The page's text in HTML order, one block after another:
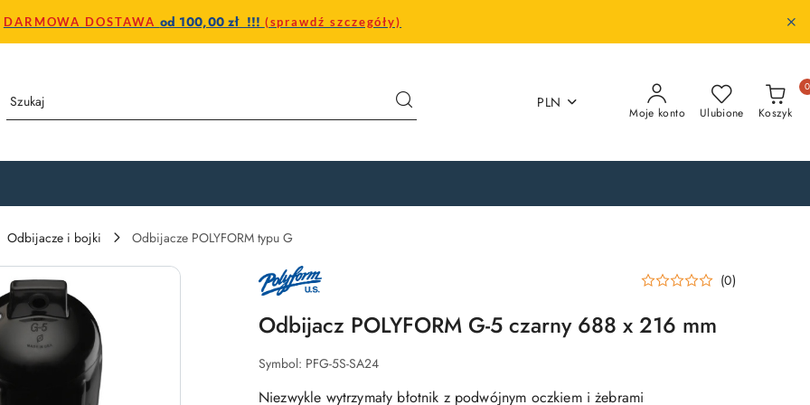
DARMOWA DOSTAWA od 100,00 zł !!! (sprawdź szczegóły)
PLN
Moje konto Ulubione Koszyk
0
Odbijacze i bojki
Odbijacze POLYFORM typu G
LOGO
PRODUCENTA
POLYFORM
–
AMERYKAŃSKI
BOJEK
I
MORSKICH
(0)
Odbijacz POLYFORM G-5 czarny 688 x 216 mm
Symbol: PFG-5S-SA24
Niezwykle wytrzymały błotnik z podwójnym oczkiem i żebrami